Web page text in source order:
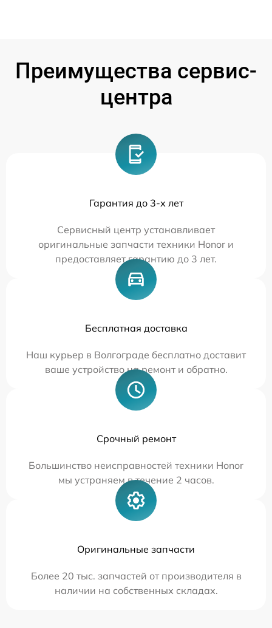
Преимущества сервис-
центра
Гарантия до 3-х лет
Сервисный центр устанавливает
оригинальные запчасти техники Honor и
предоставляет гарантию до 3 лет.
Бесплатная доставка
Наш курьер в Волгограде бесплатно доставит
ваше устройство на ремонт и обратно.
Срочный ремонт
Большинство неисправностей техники Honor
мы устраняем в течение 2 часов.
Оригинальные запчасти
Более 20 тыс. запчастей от производителя в
наличии на собственных складах.